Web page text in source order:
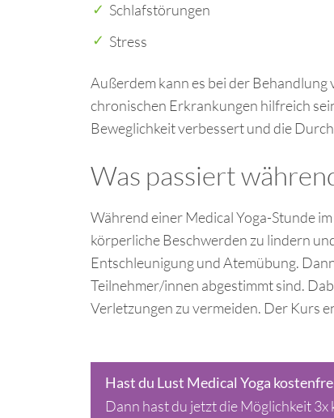
Schlafstörungen
Stress
Außerdem kann es bei der
chronischen Erkrankungen hilfreich
Beweglichkeit verbessert und die
Was passiert
Während einer Medical Yoga-Stunde
körperliche Beschwerden zu lindern
Entschleunigung und Atemübung.
Teilnehmer/innen abgestimmt sind.
Verletzungen zu vermeiden. Der Kurs
Hast du Lust Medical Yoga
Dann hast du jetzt die Möglichkeit